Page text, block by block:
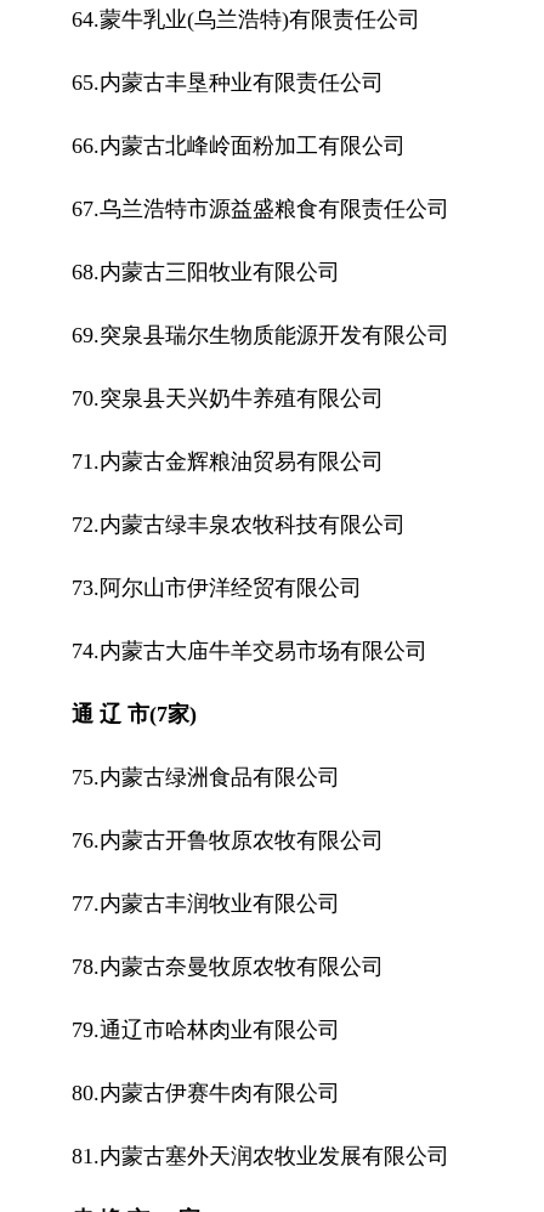
64.蒙牛乳业(乌兰浩特)有限责任公司
65.内蒙古丰垦种业有限责任公司
66.内蒙古北峰岭面粉加工有限公司
67.乌兰浩特市源益盛粮食有限责任公司
68.内蒙古三阳牧业有限公司
69.突泉县瑞尔生物质能源开发有限公司
70.突泉县天兴奶牛养殖有限公司
71.内蒙古金辉粮油贸易有限公司
72.内蒙古绿丰泉农牧科技有限公司
73.阿尔山市伊洋经贸有限公司
74.内蒙古大庙牛羊交易市场有限公司
通 辽 市(7家)
75.内蒙古绿洲食品有限公司
76.内蒙古开鲁牧原农牧有限公司
77.内蒙古丰润牧业有限公司
78.内蒙古奈曼牧原农牧有限公司
79.通辽市哈林肉业有限公司
80.内蒙古伊赛牛肉有限公司
81.内蒙古塞外天润农牧业发展有限公司